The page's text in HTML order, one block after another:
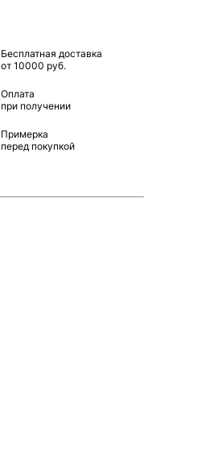
Бесплатная доставка
от 10000 руб.
Оплата
при получении
Примерка
перед покупкой